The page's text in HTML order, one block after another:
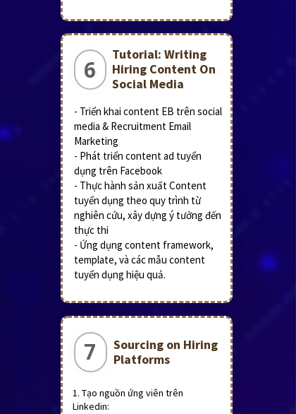
Tutorial: Writing
Hiring Content On
Social Media
- Triển khai content EB trên social
media & Recruitment Email
Marketing
- Phát triển content ad tuyển
dụng trên Facebook
- Thực hành sản xuất Content
tuyển dụng theo quy trình từ
nghiên cứu, xây dựng ý tưởng đến
thực thi
- Ứng dụng content framework,
template, và các mẫu content
tuyển dụng hiệu quả.
6
Sourcing on Hiring
Platforms
1. Tạo nguồn ứng viên trên
Linkedin:
7